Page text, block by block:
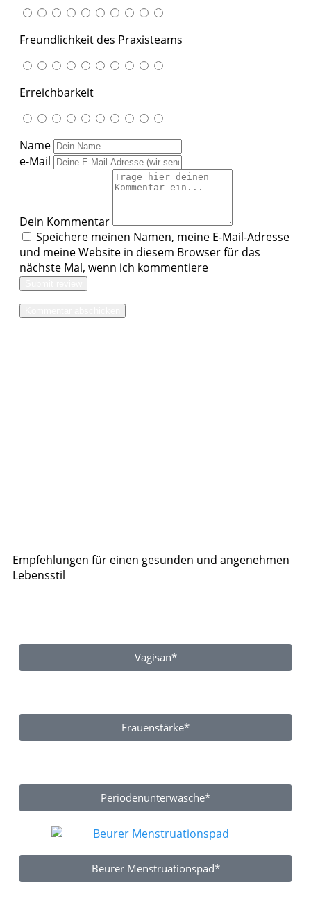
Freundlichkeit des Praxisteams
Erreichbarkeit
Name
e-Mail
Dein Kommentar
Speichere meinen Namen, meine E-Mail-Adresse
und meine Website in diesem Browser für das
nächste Mal, wenn ich kommentiere
Empfehlungen für einen gesunden und angenehmen
Lebensstil
Vagisan*
Frauenstärke*
Periodenunterwäsche*
Beurer Menstruationspad*